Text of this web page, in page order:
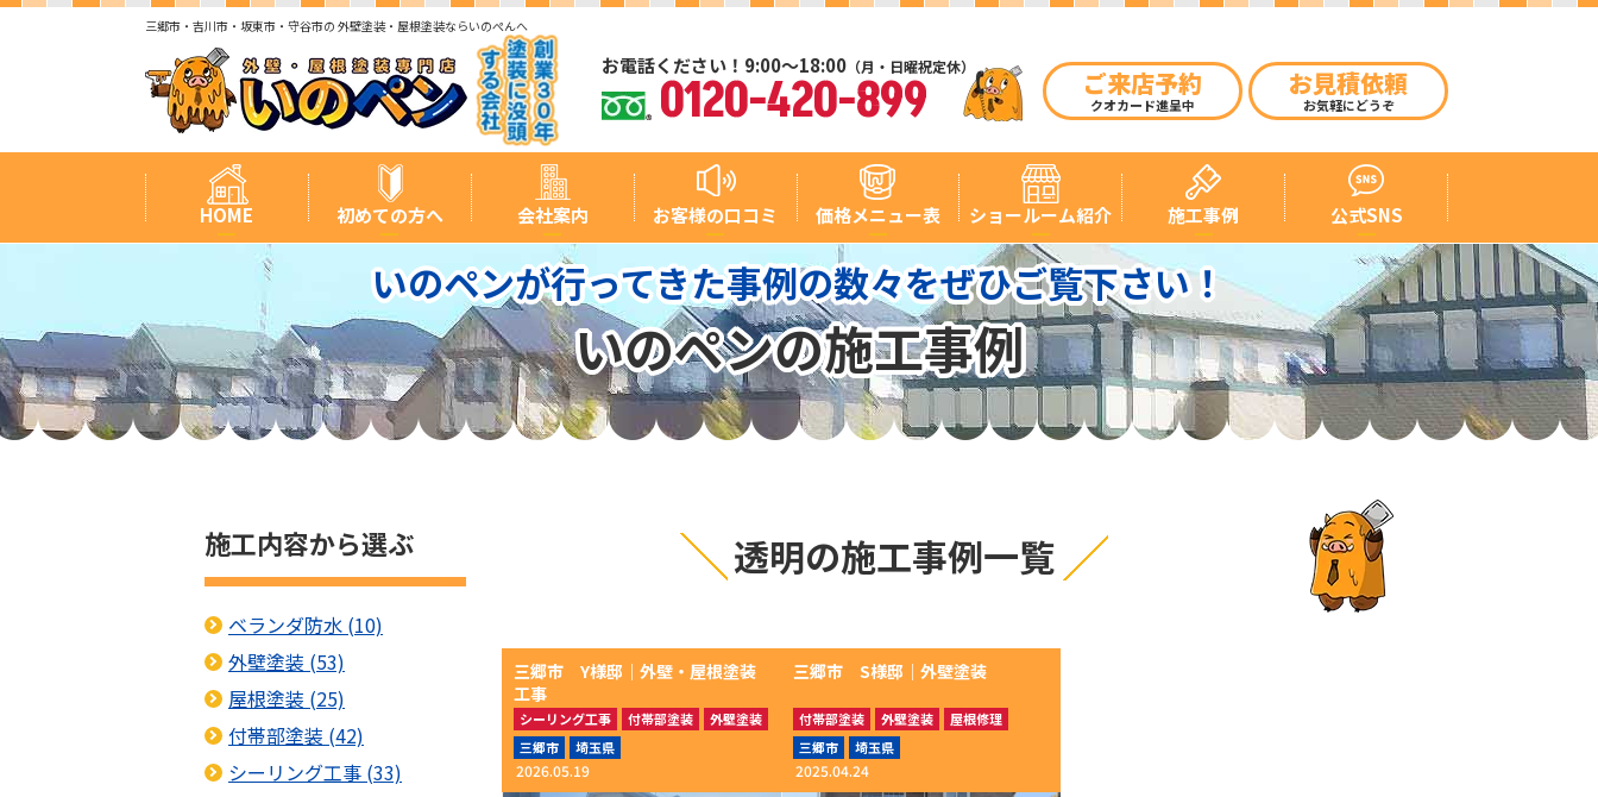
三郷市・吉川市・坂東市・守谷市の 外壁塗装・屋根塗装ならいのぺんへ
お電話ください！9:00～18:00 （月・日曜祝定休）
0120-420-899 ご来店予約
クオカード進呈中
お見積依頼
お気軽にどうぞ
HOME 初めての方へ 会社案内 お客様の口コミ 価格メニュー表 ショールーム紹介 施工事例 公式SNS
いのペンが行ってきた事例の数々をぜひご覧下さい！
いのペンの施工事例
透明の施工事例一覧
三郷市 Y様邸｜外壁・屋根塗装
工事
2026.05.19
シーリング工事 付帯部塗装
外壁塗装
屋根塗装
三郷市 埼玉県
三郷市 S様邸│外壁塗装
2025.04.24
付帯部塗装 外壁塗装
屋根修理
三郷市
埼玉県
施工内容から選ぶ
ベランダ防水 (10)
外壁塗装 (53)
屋根塗装 (25)
付帯部塗装 (42)
シーリング工事 (33)